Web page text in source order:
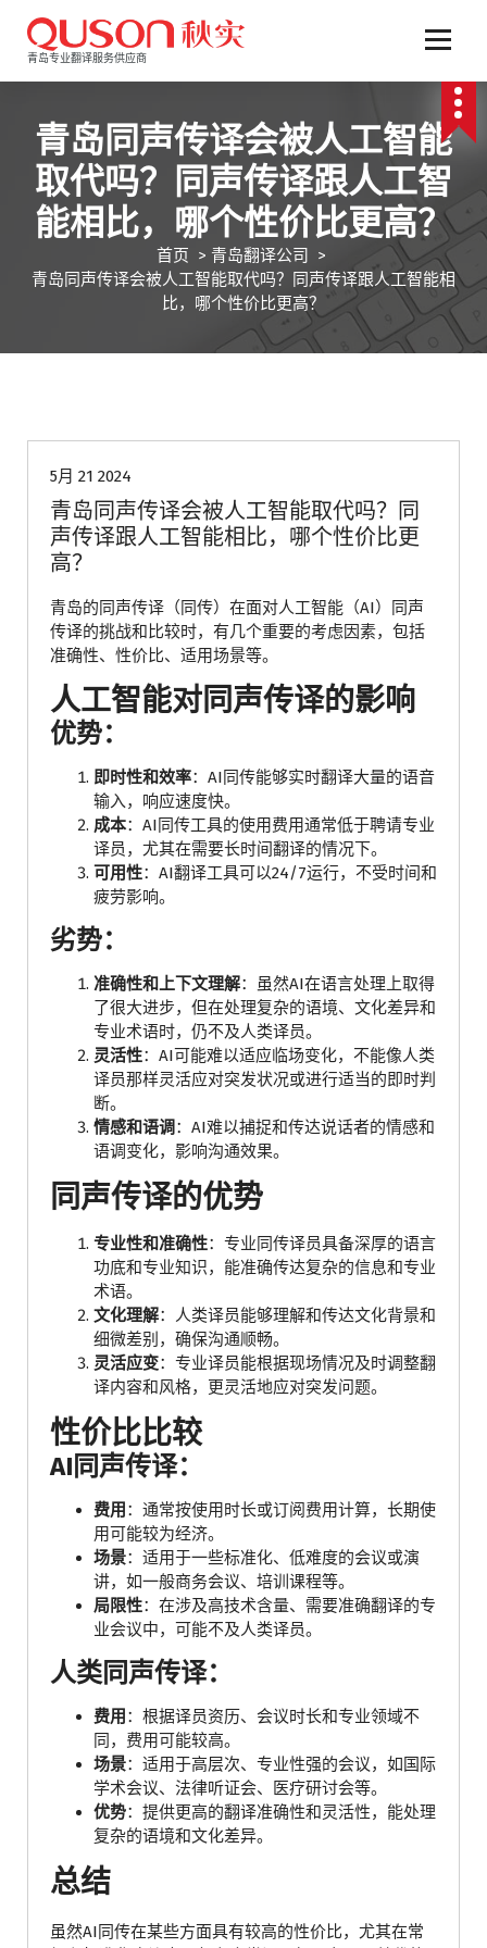
文
青岛专业翻译服务供应商
青岛同声传译会被人工智能
取代吗？同声传译跟人工智
能相比，哪个性价比更高？
首页 > 青岛翻译公司
>
青岛同声传译会被人工智能取代吗？同声传译跟人工智能相
比，哪个性价比更高？
5月 21 2024
青岛同声传译会被人工智能取代吗？同
声传译跟人工智能相比，哪个性价比更
高？
青岛的同声传译（同传）在面对人工智能（AI）同声
传译的挑战和比较时，有几个重要的考虑因素，包括
准确性、性价比、适用场景等。
人工智能对同声传译的影响
优势：
即时性和效率：AI同传能够实时翻译大量的语音
输入，响应速度快。
成本：AI同传工具的使用费用通常低于聘请专业
译员，尤其在需要长时间翻译的情况下。
可用性：AI翻译工具可以24/7运行，不受时间和
疲劳影响。
劣势：
准确性和上下文理解：虽然AI在语言处理上取得
了很大进步，但在处理复杂的语境、文化差异和
专业术语时，仍不及人类译员。
灵活性：AI可能难以适应临场变化，不能像人类
译员那样灵活应对突发状况或进行适当的即时判
断。
情感和语调 ：AI难以捕捉和传达说话者的情感和
语调变化，影响沟通效果。
同声传译的优势
专业性和准确性：专业同传译员具备深厚的语言
功底和专业知识，能准确传达复杂的信息和专业
术语。
文化理解：人类译员能够理解和传达文化背景和
细微差别，确保沟通顺畅。
灵活应变：专业译员能根据现场情况及时调整翻
译内容和风格，更灵活地应对突发问题。
性价比比较
AI同声传译：
费用 ：通常按使用时长或订阅费用计算，长期使
用可能较为经济。
场景：适用于一些标准化、低难度的会议或演
讲，如一般商务会议、培训课程等。
局限性：在涉及高技术含量、需要准确翻译的专
业会议中，可能不及人类译员。
人类同声传译：
费用 ：根据译员资历、会议时长和专业领域不
同，费用可能较高。
场景：适用于高层次、专业性强的会议，如国际
学术会议、法律听证会、医疗研讨会等。
优势：提供更高的翻译准确性和灵活性，能处理
复杂的语境和文化差异。
总结
虽然AI同传在某些方面具有较高的性价比，尤其在常